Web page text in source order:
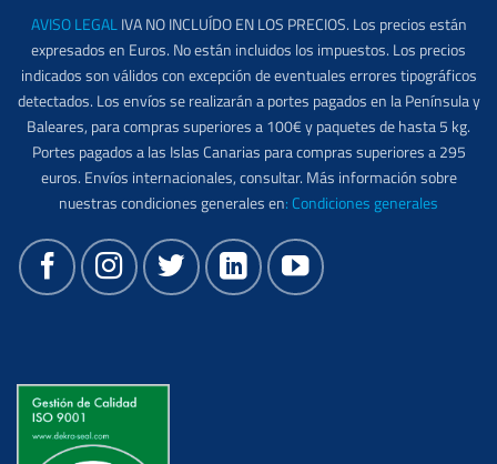
AVISO LEGALIVA NO INCLUÍDO EN LOS PRECIOS. Los precios están
expresados en Euros. No están incluidos los impuestos. Los precios
indicados son válidos con excepción de eventuales errores tipográficos
detectados. Los envíos se realizarán a portes pagados en la Península y
Baleares, para compras superiores a 100€ y paquetes de hasta 5 kg.
Portes pagados a las Islas Canarias para compras superiores a 295
euros. Envíos internacionales, consultar. Más información sobre
nuestras condiciones generales en: Condiciones generales